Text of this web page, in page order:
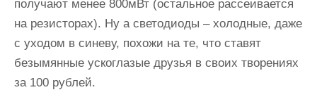
получают менее 800мВт (остальное рассеивается
на резисторах). Ну а светодиоды – холодные, даже
с уходом в синеву, похожи на те, что ставят
безымянные ускоглазые друзья в своих творениях
за 100 рублей.